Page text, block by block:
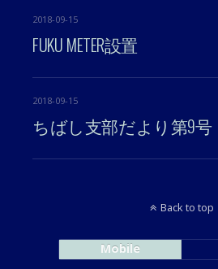
2018-09-15
FUKU METER設置
2018-09-15
ちばし支部だより第9号
Back to top
Mobile